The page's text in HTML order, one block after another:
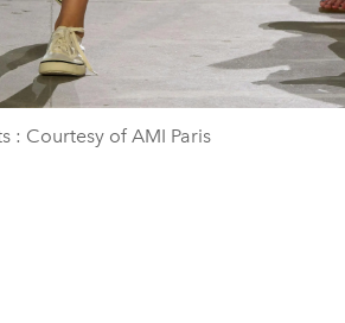
: Courtesy of AMI Paris